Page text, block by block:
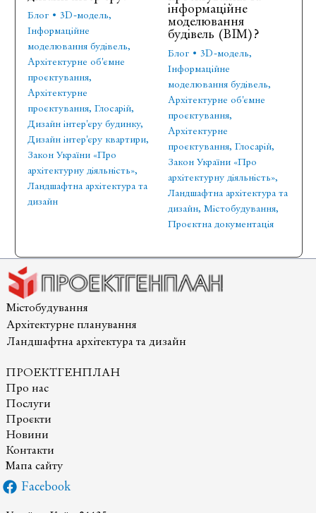
Блог • 3D-модель,
Інформаційне
моделювання будівель,
Архітектурне об'ємне
проєктування,
Архітектурне
проєктування, Глосарій,
Дизайн інтер'єру будинку,
Дизайн інтер'єру квартири,
Закон України «Про
архітектурну діяльність»,
Ландшафтна архітектура та
дизайн
інформаційне
моделювання
будівель (BIM)?
Блог• 3D-модель,
Інформаційне
моделювання будівель,
Архітектурне об'ємне
проєктування,
Архітектурне
проєктування, Глосарій,
Закон України «Про
архітектурну діяльність»,
Ландшафтна архітектура та
дизайн, Містобудування,
Проєктна документація
Містобудування
Архітектурне планування
Ландшафтна архітектура та дизайн
ПРОЕКТГЕНПЛАН
Про нас
Послуги
Проєкти
Новини
Контакти
Мапа сайту
Facebook